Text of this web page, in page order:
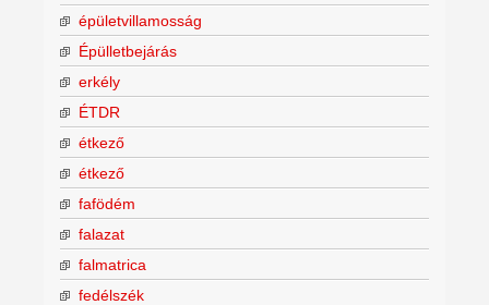
épületvillamosság
Épülletbejárás
erkély
ÉTDR
étkező
étkező
fafödém
falazat
falmatrica
fedélszék